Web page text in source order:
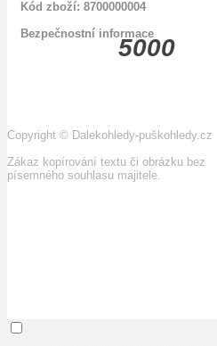
5000
Kód zboží: 8700000004
Bezpečnostní informace
Copyright © Dalekohledy-puškohledy.cz
Zákaz kopírování textu či obrázku bez
písemného souhlasu majitele.